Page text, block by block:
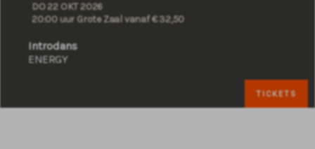
Introdans
ENERGY
DO 22 OKT 2026
20:00 uur Grote Zaal vanaf € 32,50
TICKETS